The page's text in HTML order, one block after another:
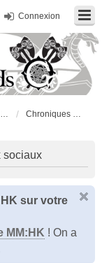
Connexion
Association Twilight of the Gods Chroniques RolePlay
sociaux
sur votre
MM:HK ! On a